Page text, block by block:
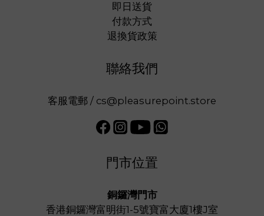
即日送貨
付款方式
退換貨政策
聯絡我們
客服電郵 / cs@pleasurepoint.store
門市位置
銅鑼灣門市
香港銅鑼灣富明街1-5號寶富大廈1樓J室